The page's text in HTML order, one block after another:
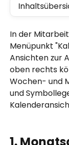
In der
Menüpunkt
Ansichten zur
oben rechts
Wochen- und
und